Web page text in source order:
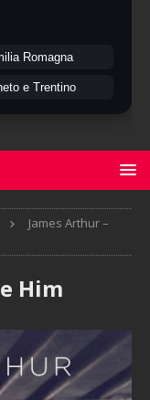
Romagna
e Trentino
James Arthur –
Him